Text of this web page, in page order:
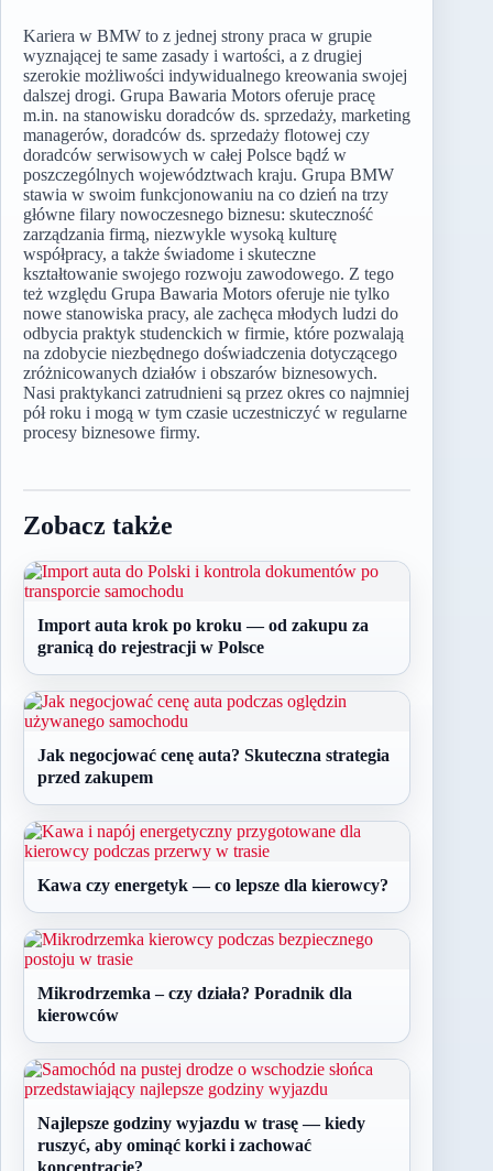
Kariera w BMW to z jednej strony praca w grupie
wyznającej te same zasady i wartości, a z drugiej
szerokie możliwości indywidualnego kreowania swojej
dalszej drogi. Grupa Bawaria Motors oferuje pracę
m.in. na stanowisku doradców ds. sprzedaży, marketing
managerów, doradców ds. sprzedaży flotowej czy
doradców serwisowych w całej Polsce bądź w
poszczególnych województwach kraju. Grupa BMW
stawia w swoim funkcjonowaniu na co dzień na trzy
główne filary nowoczesnego biznesu: skuteczność
zarządzania firmą, niezwykle wysoką kulturę
współpracy, a także świadome i skuteczne
kształtowanie swojego rozwoju zawodowego. Z tego
też względu Grupa Bawaria Motors oferuje nie tylko
nowe stanowiska pracy, ale zachęca młodych ludzi do
odbycia praktyk studenckich w firmie, które pozwalają
na zdobycie niezbędnego doświadczenia dotyczącego
zróżnicowanych działów i obszarów biznesowych.
Nasi praktykanci zatrudnieni są przez okres co najmniej
pół roku i mogą w tym czasie uczestniczyć w regularne
procesy biznesowe firmy.
Zobacz także
Import auta krok po kroku — od zakupu za
granicą do rejestracji w Polsce
Jak negocjować cenę auta? Skuteczna strategia
przed zakupem
Kawa czy energetyk — co lepsze dla kierowcy?
Mikrodrzemka – czy działa? Poradnik dla
kierowców
Najlepsze godziny wyjazdu w trasę — kiedy
ruszyć, aby ominąć korki i zachować
koncentrację?